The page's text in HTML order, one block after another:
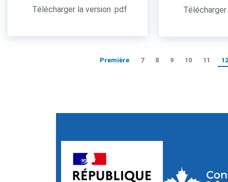
Télécharger la version .pdf
Première 7 8 9 10 11 12